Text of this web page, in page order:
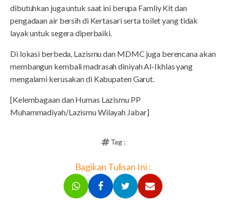
dibutuhkan juga untuk saat ini berupa Famliy Kit dan
pengadaan air bersih di Kertasari serta toilet yang tidak
layak untuk segera diperbaiki.
Di lokasi berbeda, Lazismu dan MDMC juga berencana akan
membangun kembali madrasah diniyah Al-Ikhlas yang
mengalami kerusakan di Kabupaten Garut.
[Kelembagaan dan Humas Lazismu PP
Muhammadiyah/Lazismu Wilayah Jabar]
Tag :
Bagikan Tulisan Ini :